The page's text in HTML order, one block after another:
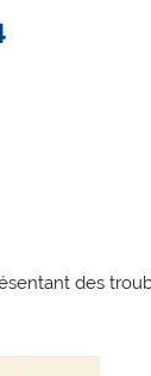
des